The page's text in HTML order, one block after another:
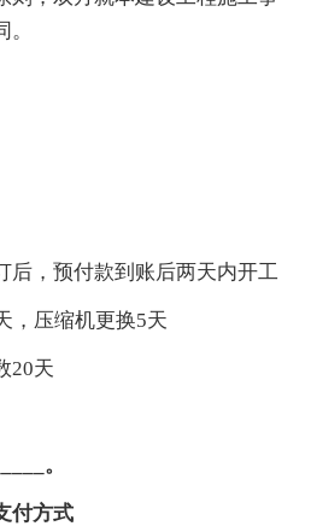
后，预付款到账后两天内开工
，压缩机更换5天
20天
。
付方式